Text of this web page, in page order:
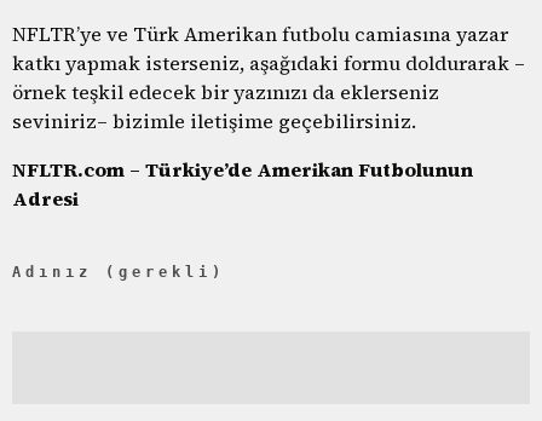
NFLTR’ye ve Türk Amerikan futbolu camiasına yazar
katkı yapmak isterseniz, aşağıdaki formu doldurarak –
örnek teşkil edecek bir yazınızı da eklerseniz
seviniriz– bizimle iletişime geçebilirsiniz.
NFLTR.com – Türkiye’de Amerikan Futbolunun
Adresi
Adınız (gerekli)